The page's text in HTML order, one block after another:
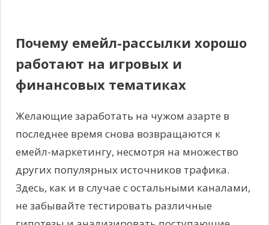
Почему емейл-рассылки хорошо
работают на игровых и
финансовых тематиках
Желающие заработать на чужом азарте в
последнее время снова возвращаются к
емейл-маркетингу, несмотря на множество
других популярных источников трафика.
Здесь, как и в случае с остальными каналами,
не забывайте тестировать различные